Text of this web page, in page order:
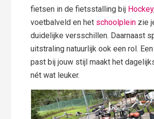
fietsen in de fietsstalling bij Hockey
voetbalveld en het schoolplein zie
duidelijke versschillen. Daarnaast
uitstraling natuurlijk ook een rol.
past bij jouw stijl maakt het
nét wat leuker.